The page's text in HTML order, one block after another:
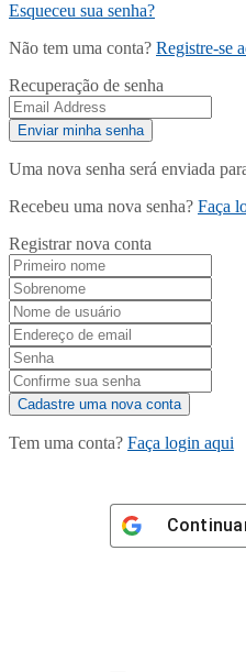
Esqueceu sua senha?
Não tem uma conta? Registre-se
Recuperação de senha
Uma nova senha será enviada
Recebeu uma nova senha? Faça
Registrar nova conta
Tem uma conta? Faça login aqui